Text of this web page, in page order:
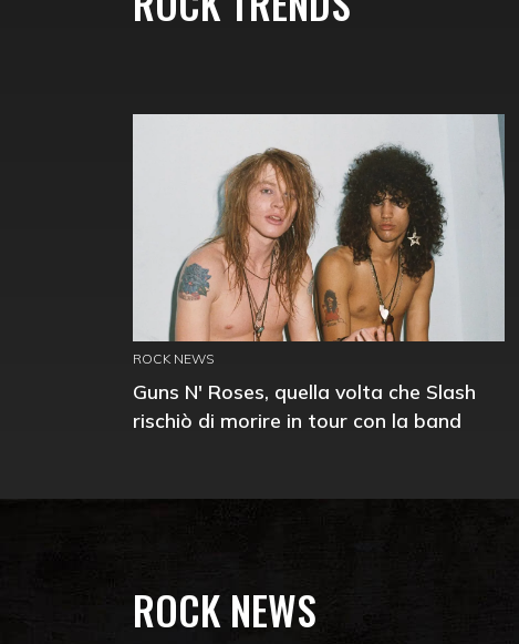
ROCK NEWS
Guns N' Roses, quella volta che Slash
rischiò di morire in tour con la band
ROCK NEWS